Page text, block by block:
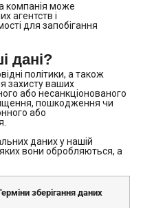
компанія може
агентств і
для запобігання
дані?
політики, а також
захисту ваших
або несанкціонованого
пошкодження чи
або
даних у нашій
вони обробляються, а
зберігання даних